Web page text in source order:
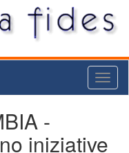
-
iniziative